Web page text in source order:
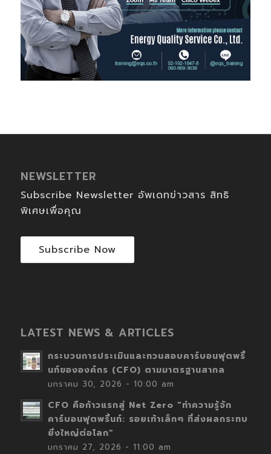
NEWSLETTER
Subscribe Newsletter อัพเดทข่าวสาร สิทธิ
พิเศษเพื่อคุณ
Subscribe Now
LATEST NEWS & ARTICLES
กระบวนการประเมินและทวนสอบคาร์บอนฟุตพริ้
นท์ขององค์กร (CFO) ตามมาตรฐานสากล
มกราคม 30, 2026 - 10:00 am
CFO คือก้าวแรกสู่ Net Zero “ทำความรู้จัก
คาร์บอนฟุตพริ้นท์: รอยเท้าเล็กๆ ที่ส่งผลกระทบ
ยิ่งใหญ่ต่อโลก”
มกราคม 27, 2026 - 11:00 am